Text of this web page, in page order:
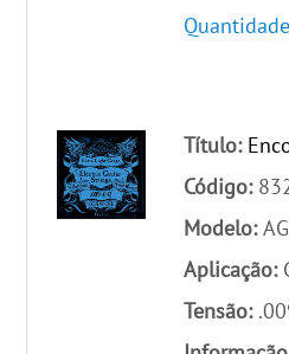
Título:
Código:
Modelo:
Aplicação:
Tensão: